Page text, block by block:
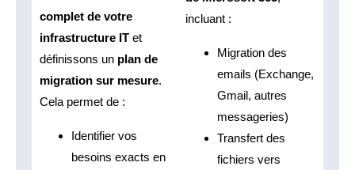
complet de votre
infrastructure IT et
définissons un plan de
migration sur mesure.
Cela permet de :
Identifier vos
besoins exacts en
incluant :
Migration des
emails (Exchange,
Gmail, autres
messageries)
Transfert des
fichiers vers